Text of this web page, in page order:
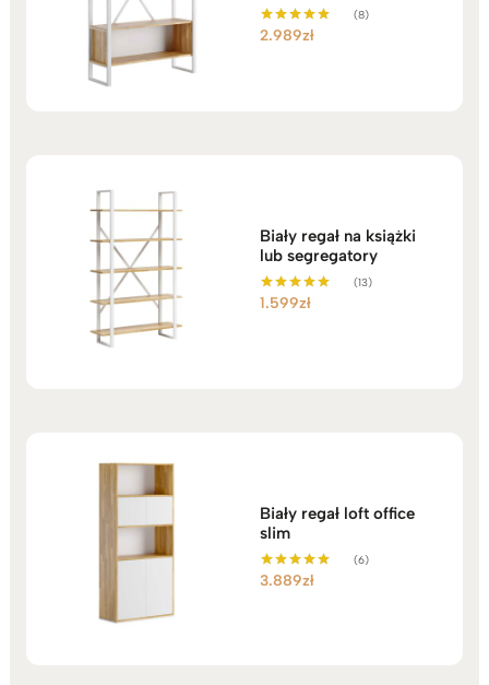
Oceniono
(8)
2.989zł
Biały regał na książki
lub segregatory
Oceniono
(13)
1.599zł
Biały regał loft office
slim
Oceniono
(6)
3.889zł